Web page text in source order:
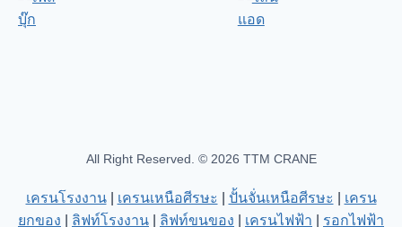
All Right Reserved. © 2026 TTM CRANE
เครนโรงงาน| เครนเหนือศีรษะ ปั้นจั่นเหนือศีรษะ
เครน
ยกของ
ลิฟท์โรงงาน ลิฟท์ขนของ เครนไฟฟ้า
รอกไฟฟ้า